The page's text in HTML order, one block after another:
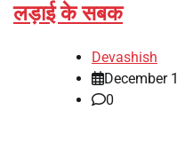
लड़ाई के सबक
Devashish
December
0